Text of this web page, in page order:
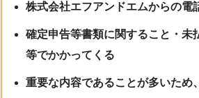
株式会社エフアンドエムからの電
確定申告等書類に関すること・未
等でかかってくる
重要な内容であることが多いため